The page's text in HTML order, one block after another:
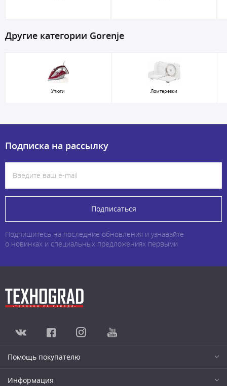
Другие категории Gorenje
Утюги Ломтерезки
Подписка на рассылку
Подписаться
Подпишитесь на последние обновления и узнавайте
о новинках и специальных предложениях первыми
Помощь покупателю
Информация